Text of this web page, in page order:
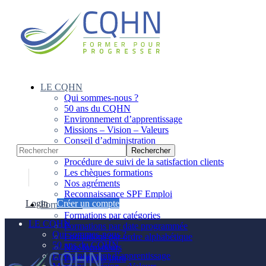
LE CQHN
Qui sommes-nous ?
50 ans du CQHN
Environnement d’apprentissage
Missions – Vision – Valeurs
Conseil d’administration
Procédure de suivi de la satisfaction clients
Les chèques formations
Nos agréments
Reconnaissance SPF Emploi
Formations
Formations par catégories
Formations par date programmée
Formations par ordre alphabétique
Nos formateurs
Formations Intra
Login
Créer un compte
LE CQHN
Qui sommes-nous ?
50 ans du CQHN
Environnement d’apprentissage